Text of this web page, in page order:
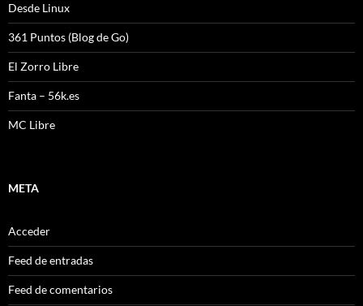
Desde Linux
361 Puntos (Blog de Go)
El Zorro Libre
Fanta – 56k.es
MC Libre
META
Acceder
Feed de entradas
Feed de comentarios